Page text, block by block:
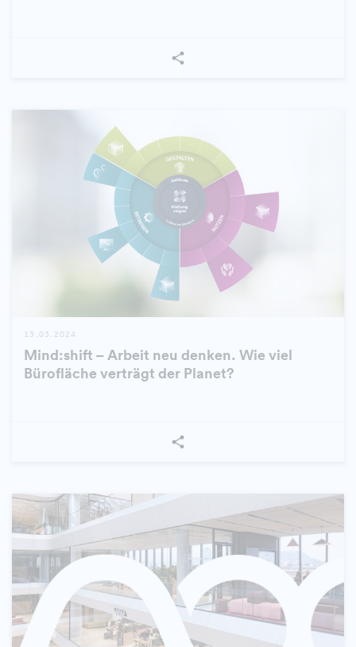
13.03.2024
Mind:shift – Arbeit neu denken. Wie viel
Bürofläche verträgt der Planet?